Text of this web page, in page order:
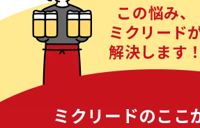
この悩み、
ミクリード
解決します！
ミクリードのここ